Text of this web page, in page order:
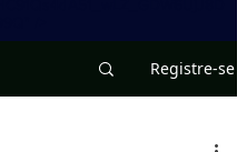
Registre-se